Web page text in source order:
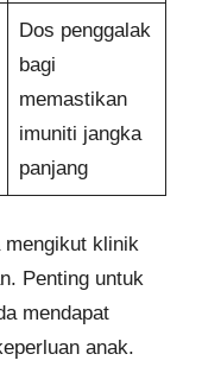
Dos penggalak
bagi
memastikan
imuniti jangka
panjang
mengikut klinik
Penting untuk
mendapat
anak.